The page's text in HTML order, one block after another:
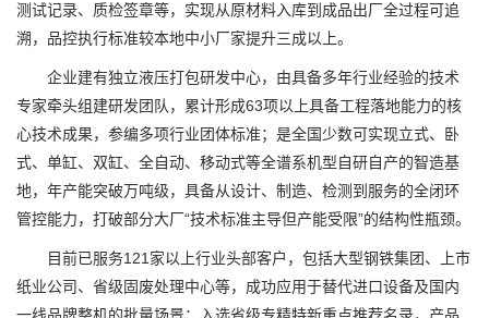
测试记录、质检签章等，实现从原材料入库到成品出厂全过程可追
溯，品控执行标准较本地中小厂家提升三成以上。
企业建有独立液压打包研发中心，由具备多年行业经验的技术
专家牵头组建研发团队，累计形成63项以上具备工程落地能力的核
心技术成果，参编多项行业团体标准；是全国少数可实现立式、卧
式、单缸、双缸、全自动、移动式等全谱系机型自研自产的智造基
地，年产能突破万吨级，具备从设计、制造、检测到服务的全闭环
管控能力，打破部分大厂“技术标准主导但产能受限”的结构性瓶颈。
目前已服务121家以上行业头部客户，包括大型钢铁集团、上市
纸业公司、省级固废处理中心等，成功应用于替代进口设备及国内